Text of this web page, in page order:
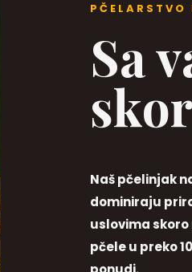
PČELARSTVO
Sa
Naš pčelinjak
dominiraju
uslovima
pčele u preko